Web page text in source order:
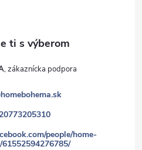
homebohema.sk
people/home-
61552594276785/